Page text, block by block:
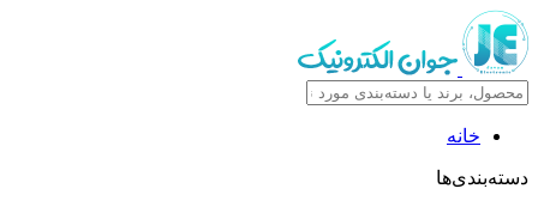
خانه
دسته‌بندی‌ها